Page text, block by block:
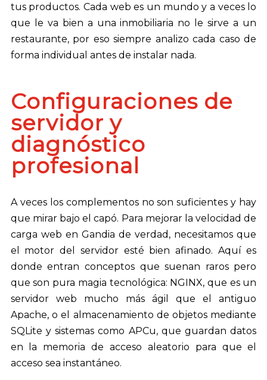
tus productos. Cada web es un mundo y a veces lo
que le va bien a una inmobiliaria no le sirve a un
restaurante, por eso siempre analizo cada caso de
forma individual antes de instalar nada.
Configuraciones de
servidor y
diagnóstico
profesional
A veces los complementos no son suficientes y hay
que mirar bajo el capó. Para mejorar la velocidad de
carga web en Gandia de verdad, necesitamos que
el motor del servidor esté bien afinado. Aquí es
donde entran conceptos que suenan raros pero
que son pura magia tecnológica: NGINX, que es un
servidor web mucho más ágil que el antiguo
Apache, o el almacenamiento de objetos mediante
SQLite y sistemas como APCu, que guardan datos
en la memoria de acceso aleatorio para que el
acceso sea instantáneo.